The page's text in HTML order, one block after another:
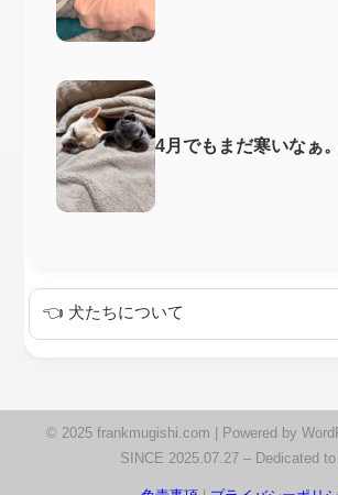
4月でもまだ寒いなぁ。
👈 犬たちについて
© 2025 frankmugishi.com | Powered by
SINCE 2025.07.27 – Dedicated